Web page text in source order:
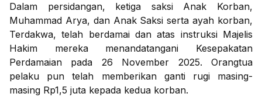
Dalam persidangan, ketiga saksi Anak Korban,
Muhammad Arya, dan Anak Saksi serta ayah korban,
Terdakwa, telah berdamai dan atas instruksi Majelis
Hakim mereka menandatangani Kesepakatan
Perdamaian pada 26 November 2025. Orangtua
pelaku pun telah memberikan ganti rugi masing-
masing Rp1,5 juta kepada kedua korban.